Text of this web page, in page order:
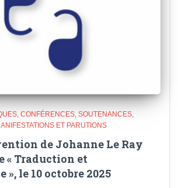
CONFÉRENCES, SOUTENANCES,
ET PARUTIONS
de Johanne Le Ray
« Traduction et
», le 10 octobre 2025